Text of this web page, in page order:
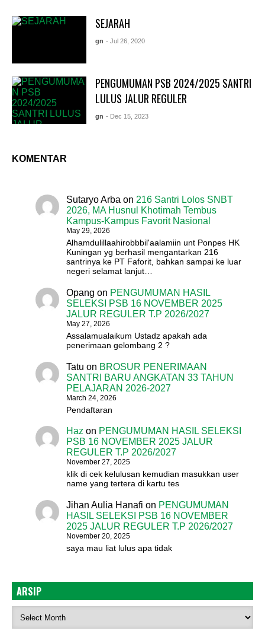
SEJARAH
gn - Jul 26, 2020
PENGUMUMAN PSB 2024/2025 SANTRI
LULUS JALUR REGULER
gn - Dec 15, 2023
KOMENTAR
Sutaryo Arba on 216 Santri Lolos SNBT
2026, MA Husnul Khotimah Tembus
Kampus-Kampus Favorit Nasional
May 29, 2026
Alhamdulillaahirobbbil'aalamiin unt Ponpes HK
Kuningan yg berhasil mengantarkan 216
santrinya ke PT Faforit, bahkan sampai ke luar
negeri selamat lanjut…
Opang on PENGUMUMAN HASIL
SELEKSI PSB 16 NOVEMBER 2025
JALUR REGULER T.P 2026/2027
May 27, 2026
Assalamualaikum Ustadz apakah ada
penerimaan gelombang 2 ?
Tatu on BROSUR PENERIMAAN
SANTRI BARU ANGKATAN 33 TAHUN
PELAJARAN 2026-2027
March 24, 2026
Pendaftaran
Haz on PENGUMUMAN HASIL SELEKSI
PSB 16 NOVEMBER 2025 JALUR
REGULER T.P 2026/2027
November 27, 2025
klik di cek kelulusan kemudian masukkan user
name yang tertera di kartu tes
Jihan Aulia Hanafi on PENGUMUMAN
HASIL SELEKSI PSB 16 NOVEMBER
2025 JALUR REGULER T.P 2026/2027
November 20, 2025
saya mau liat lulus apa tidak
ARSIP